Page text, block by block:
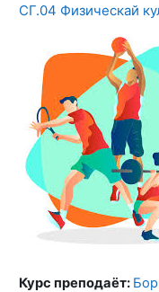
СГ.04 Физическай
Курс преподаёт: